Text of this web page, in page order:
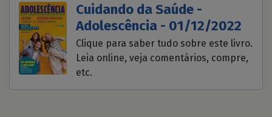
Cuidando da Saúde -
Adolescência - 01/12/2022
Clique para saber tudo sobre este livro.
Leia online, veja comentários, compre,
etc.